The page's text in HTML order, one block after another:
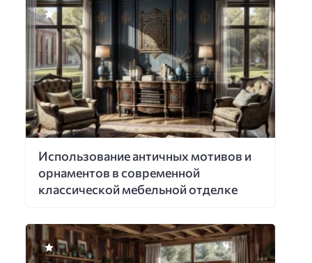
Использование античных мотивов и
орнаментов в современной
классической мебельной отделке